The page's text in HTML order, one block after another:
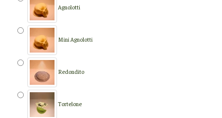
Agnolotti
Mini Agnolotti
Redondito
Tortelone